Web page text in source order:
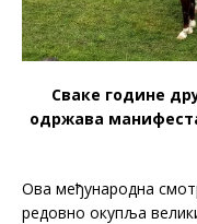
Сваке године
одржава
Ова међународна
редовно окупља